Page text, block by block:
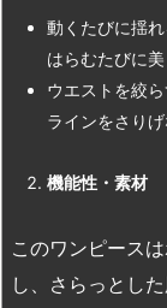
動くたびに揺
はらむたびに
ウエストを絞
ラインをさりげ
機能性・素材
このワンピース
し、さらっとし